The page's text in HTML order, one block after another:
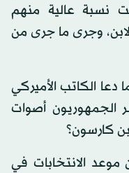
نسبة عالية منهم
وجرى ما جرى من
دعا الكاتب الأميركي
الجمهوريون أصوات
كارسون؟
موعد الانتخابات في